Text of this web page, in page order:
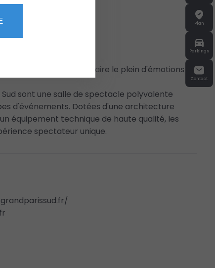
Plan
Parkings
Contact
... Venez faire le plein d'émotions !
Sud sont une salle de spectacle polyvalente
d'événements. Dotées d'une architecture
équipement technique de haute qualité, les
spectateur unique.